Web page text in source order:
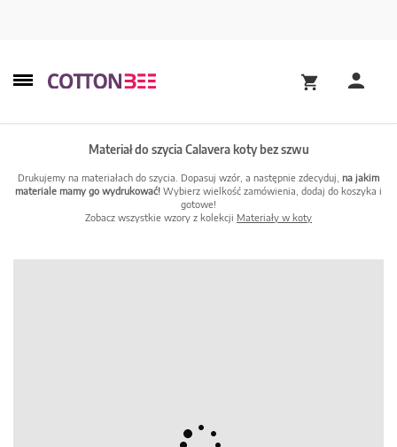
Materiał do szycia Calavera koty bez szwu
Drukujemy na materiałach do szycia. Dopasuj wzór, a następnie zdecyduj, na jakim
materiale mamy go wydrukować! Wybierz wielkość zamówienia, dodaj do koszyka i
gotowe!
Zobacz wszystkie wzory z kolekcji Materiały w koty